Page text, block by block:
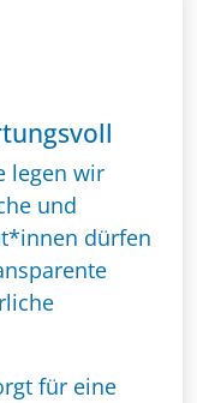
legen wir
und
dürfen
für eine